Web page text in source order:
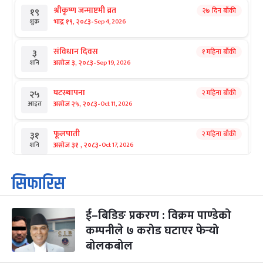
१९
शुक्र
श्रीकृष्ण जन्माष्टमी व्रत
भाद्र १९, २०८३-Sep 4, 2026
२७ दिन बाँकी
३
शनि
संविधान दिवस
असोज ३, २०८३-Sep 19, 2026
१ महिना बाँकी
२५
आइत
घटस्थापना
असोज २५, २०८३-Oct 11, 2026
२ महिना बाँकी
३१
शनि
फूलपाती
असोज ३१ , २०८३-Oct 17, 2026
२ महिना बाँकी
१
आइत
कार्तिक सङ्क्रान्ति
कार्तिक १, २०८३
३
मंगल
महानवमी
कार्तिक ३, २०८३-Oct 20, 2026
२ महिना बाँकी
४
सिफारिस
ई–बिडिङ प्रकरण : विक्रम पाण्डेको
कम्पनीले ७ करोड घटाएर फेर्‍यो
बोलकबोल